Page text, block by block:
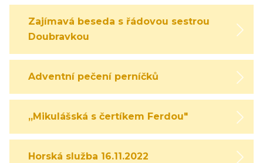
Zajímavá beseda s řádovou sestrou
Doubravkou
Adventní pečení perníčků
,,Mikulášská s čertíkem Ferdou"
Horská služba 16.11.2022